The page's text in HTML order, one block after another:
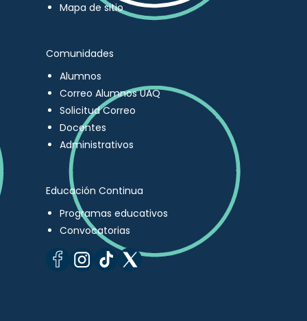
Mapa de sitio
Comunidades
Alumnos
Correo Alumnos UAQ
Solicitud Correo
Docentes
Administrativos
Educación Continua
Programas educativos
Convocatorias